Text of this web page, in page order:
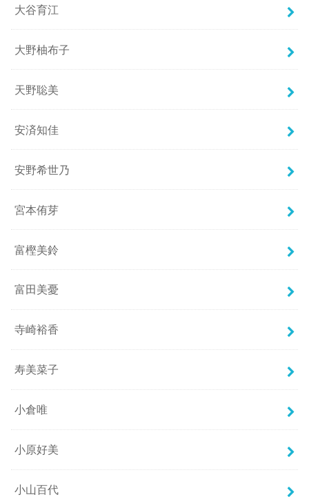
大谷育江
大野柚布子
天野聡美
安済知佳
安野希世乃
宮本侑芽
富樫美鈴
富田美憂
寺崎裕香
寿美菜子
小倉唯
小原好美
小山百代